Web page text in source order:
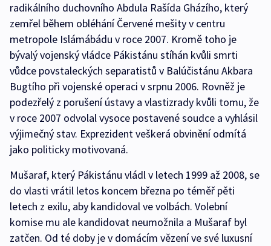
radikálního duchovního Abdula Rašída Gházího, který
zemřel během obléhání Červené mešity v centru
metropole Islámábádu v roce 2007. Kromě toho je
bývalý vojenský vládce Pákistánu stíhán kvůli smrti
vůdce povstaleckých separatistů v Balúčistánu Akbara
Bugtího při vojenské operaci v srpnu 2006. Rovněž je
podezřelý z porušení ústavy a vlastizrady kvůli tomu, že
v roce 2007 odvolal vysoce postavené soudce a vyhlásil
výjimečný stav. Exprezident veškerá obvinění odmítá
jako politicky motivovaná.
Mušaraf, který Pákistánu vládl v letech 1999 až 2008, se
do vlasti vrátil letos koncem března po téměř pěti
letech z exilu, aby kandidoval ve volbách. Volební
komise mu ale kandidovat neumožnila a Mušaraf byl
zatčen. Od té doby je v domácím vězení ve své luxusní